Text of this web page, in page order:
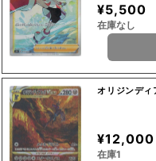
¥5,500
在庫なし
オリジンデ
¥12,000
在庫1